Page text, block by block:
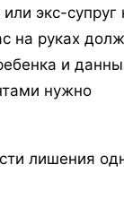
экс-супруг
на руках
и
нужно
лишения